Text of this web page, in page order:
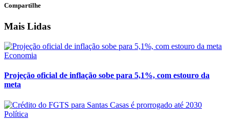
Compartilhe
Mais Lidas
Economia
Projeção oficial de inflação sobe para 5,1%, com estouro da
meta
Política